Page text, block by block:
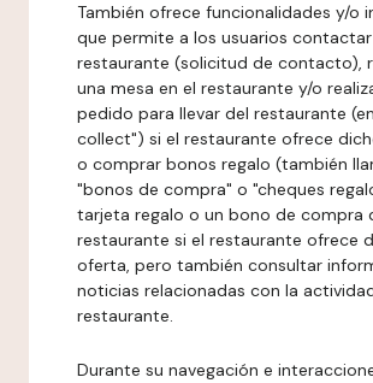
También ofrece funcionalidades y/o
que permite a los usuarios
restaurante (solicitud de contacto),
una mesa en el restaurante y/o
pedido para llevar del restaurante
collect") si el restaurante ofrece
o comprar bonos regalo (también
"bonos de compra" o "cheques
tarjeta regalo o un bono de compra
restaurante si el restaurante ofrece
oferta, pero también consultar
noticias relacionadas con la
restaurante.
Durante su navegación e